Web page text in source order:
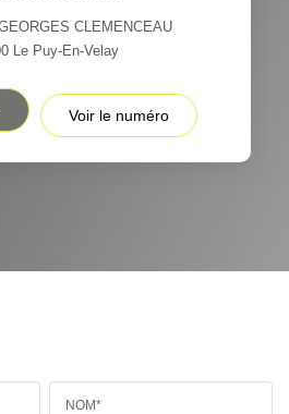
CLEMENCEAU
Le Puy-En-Velay
Voir le numéro
NOM*